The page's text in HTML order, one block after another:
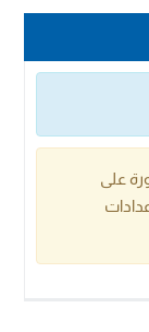
على